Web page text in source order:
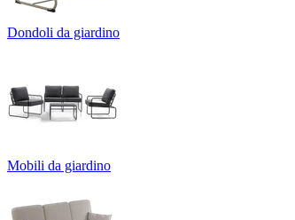
Dondoli da giardino
Mobili da giardino